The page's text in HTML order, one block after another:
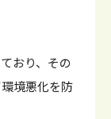
おり、その
境悪化を防